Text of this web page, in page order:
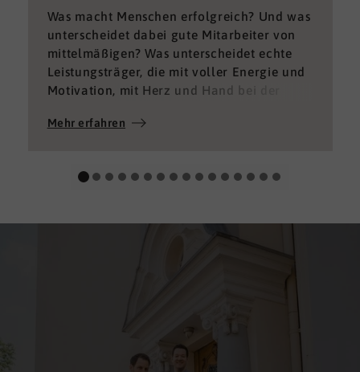
Was macht Menschen erfolgreich? Und was
unterscheidet dabei gute Mitarbeiter von
mittelmäßigen? Was unterscheidet echte
Leistungsträger, die mit voller Energie und
Motivation, mit Herz und Hand bei der
„Job“ machen und von denen, die – aus
Mehr erfahren